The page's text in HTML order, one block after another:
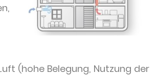
(hohe Belegung, Nutzung der